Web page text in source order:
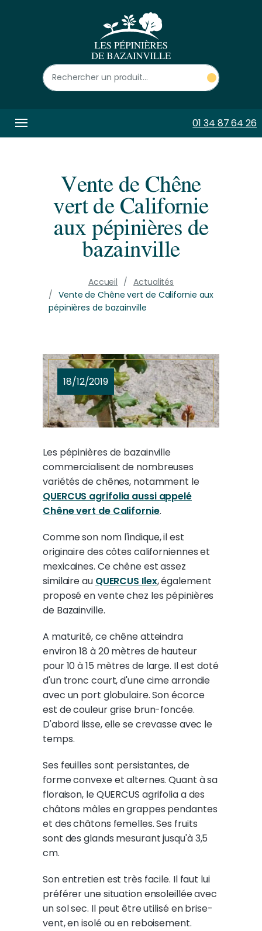
01 34 87 64 26
Vente de Chêne
vert de Californie
aux pépinières de
bazainville
Accueil
Actualités
Vente de Chêne vert de Californie aux
pépinières de bazainville
18/12/2019
Les pépinières de bazainville
commercialisent de nombreuses
variétés de chênes, notamment le
QUERCUS agrifolia aussi appelé
Chêne vert de Californie.
Comme son nom l'indique, il est
originaire des côtes californiennes et
mexicaines. Ce chêne est assez
similaire au QUERCUS Ilex, également
proposé en vente chez les pépinières
de Bazainville.
A maturité, ce chêne atteindra
environ 18 à 20 mètres de hauteur
pour 10 à 15 mètres de large. Il est doté
d'un tronc court, d'une cime arrondie
avec un port globulaire. Son écorce
est de couleur grise brun-foncée.
D'abord lisse, elle se crevasse avec le
temps.
Ses feuilles sont persistantes, de
forme convexe et alternes. Quant à sa
floraison, le QUERCUS agrifolia a des
châtons mâles en grappes pendantes
et des châtons femelles. Ses fruits
sont des glands mesurant jusqu'à 3,5
cm.
Son entretien est très facile. Il faut lui
préférer une situation ensoleillée avec
un sol sec. Il peut être utilisé en brise-
vent, en isolé ou en reboisement.